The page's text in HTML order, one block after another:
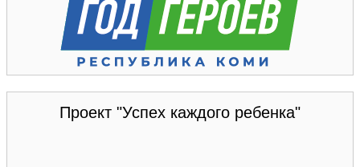
Проект "Успех каждого ребенка"